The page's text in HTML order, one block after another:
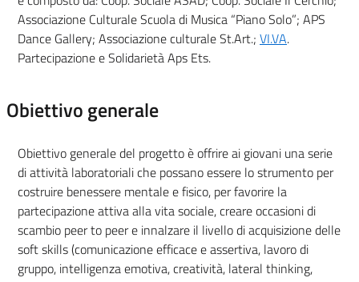
Associazione Culturale Scuola di Musica “Piano Solo”; APS
Dance Gallery; Associazione culturale St.Art.; VI.VA.
Partecipazione e Solidarietà Aps Ets.
Obiettivo generale
Obiettivo generale del progetto è offrire ai giovani una serie
di attività laboratoriali che possano essere lo strumento per
costruire benessere mentale e fisico, per favorire la
partecipazione attiva alla vita sociale, creare occasioni di
scambio peer to peer e innalzare il livello di acquisizione delle
soft skills (comunicazione efficace e assertiva, lavoro di
gruppo, intelligenza emotiva, creatività, lateral thinking,